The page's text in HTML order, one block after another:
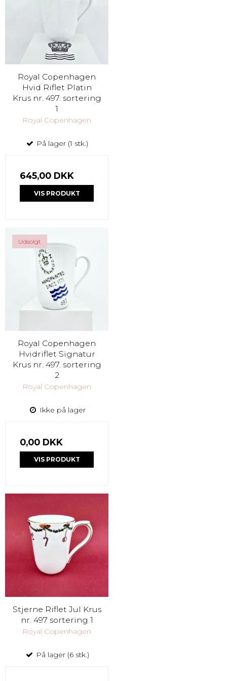
Royal Copenhagen
Hvid Riflet Platin
Krus nr. 497. sortering
1
Royal Copenhagen
På lager (1 stk.)
645,00 DKK
VIS PRODUKT
Udsolgt
Royal Copenhagen
Hvidriflet Signatur
Krus nr. 497. sortering
2
Royal Copenhagen
Ikke på lager
0,00 DKK
VIS PRODUKT
Stjerne Riflet Jul Krus
nr. 497 sortering 1
Royal Copenhagen
På lager (6 stk.)